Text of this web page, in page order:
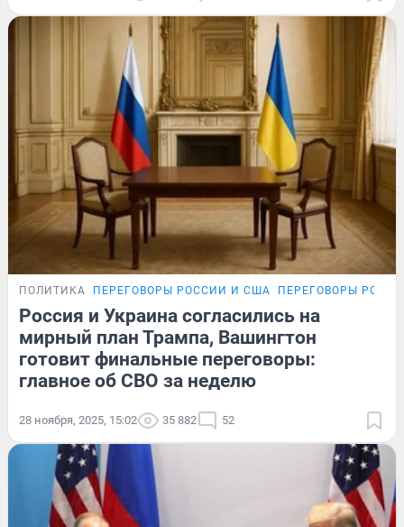
ПОЛИТИКА ПЕРЕГОВОРЫ РОССИИ И США ПЕРЕГОВОРЫ
Россия и Украина согласились на
мирный план Трампа, Вашингтон
готовит финальные переговоры:
главное об СВО за неделю
28 ноября, 2025, 15:02 35 882 52